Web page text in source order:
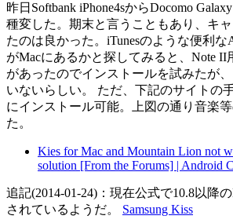
昨日Softbank iPhone4sからDocomo
種変した。期末と言うこともあり、キ
たのは良かった。iTunesのような便利な
がMacにあるかと探してみると、Note II
があったのでインストールを試みたが
いないらしい。 ただ、下記のサイトの
にインストール可能。上図の通り音楽
た。
Kies for Mac and Mountain Lion not
solution [From the Forums] | Android
追記(2014-01-24)：現在公式で10.8以降
されているようだ。 Samsung Kiss